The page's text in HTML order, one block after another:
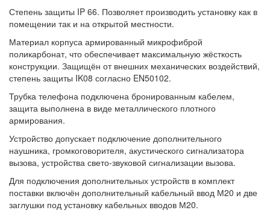
Степень защиты IP 66. Позволяет производить установку как в
помещении так и на открытой местности.
Материал корпуса армированный микрофиброй
поликарбонат, что обеспечивает максимальную жёсткость
конструкции. Защищён от внешних механических воздействий,
степень защиты IK08 согласно EN50102.
Трубка телефона подключена бронированным кабелем,
защита выполнена в виде металлического плотного
армирования.
Устройство допускает подключение дополнительного
наушника, громкоговорителя, акустического сигнализатора
вызова, устройства свето-звуковой сигнализации вызова.
Для подключения дополнительных устройств в комплект
поставки включён дополнительный кабельный ввод М20 и две
заглушки под установку кабельных вводов М20.